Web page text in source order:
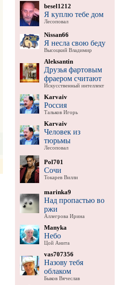
besel1212
Я куплю тебе дом
Лесоповал
Nissan66
Я несла свою беду
Высоцкий Владимир
Aleksantin
Друзья фартовым
фраером считают
Искусственный интеллект
Karvaiv
Россия
Тальков Игорь
Karvaiv
Человек из
тюрьмы
Лесоповал
Pol701
Сочи
Токарев Вилли
marinka9
Над пропастью во
ржи
Аллегрова Ирина
Manyka
Небо
Цой Анита
vas707356
Назову тебя
облаком
Быков Вячеслав